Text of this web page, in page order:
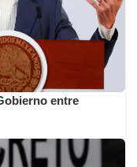
entre